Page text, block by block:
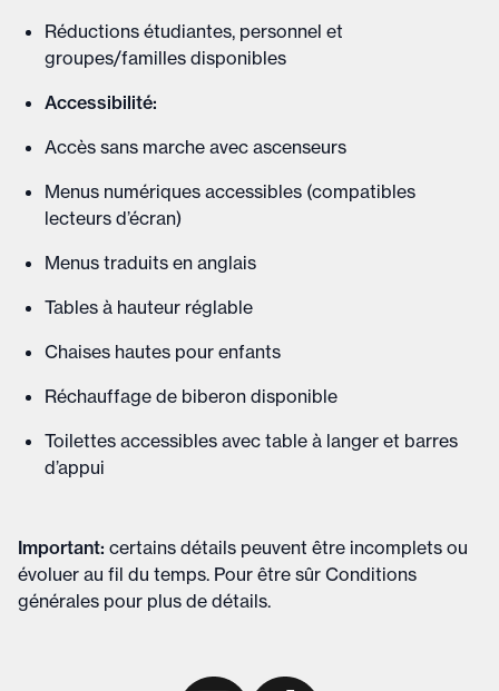
Réductions étudiantes, personnel et
groupes/familles disponibles
Accessibilité:
Accès sans marche avec ascenseurs
Menus numériques accessibles (compatibles
lecteurs d’écran)
Menus traduits en anglais
Tables à hauteur réglable
Chaises hautes pour enfants
Réchauffage de biberon disponible
Toilettes accessibles avec table à langer et barres
d’appui
Important: certains détails peuvent être incomplets ou
évoluer au fil du temps. Pour être sûr Conditions
générales pour plus de détails.